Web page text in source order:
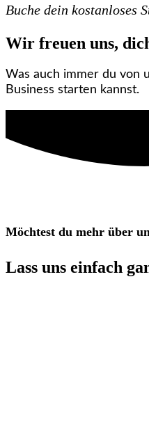
Buche dein kostanloses
Wir freuen uns,
Was auch immer du von
Business starten kannst.
Möchtest du mehr über
Lass uns einfach